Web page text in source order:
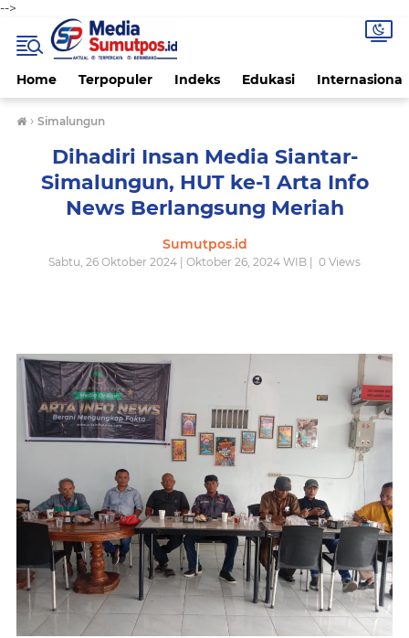
-->
Home Terpopuler Indeks Edukasi Internasional
› Simalungun
Dihadiri Insan Media Siantar-
Simalungun, HUT ke-1 Arta Info
News Berlangsung Meriah
Sumutpos.id
Sabtu, 26 Oktober 2024 | Oktober 26, 2024 WIB | 0 Views